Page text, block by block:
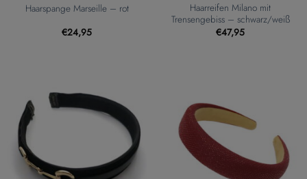
Haarspange Marseille – rot
€24,95
Haarreifen Milano mit
Trensengebiss – schwarz/weiß
€47,95